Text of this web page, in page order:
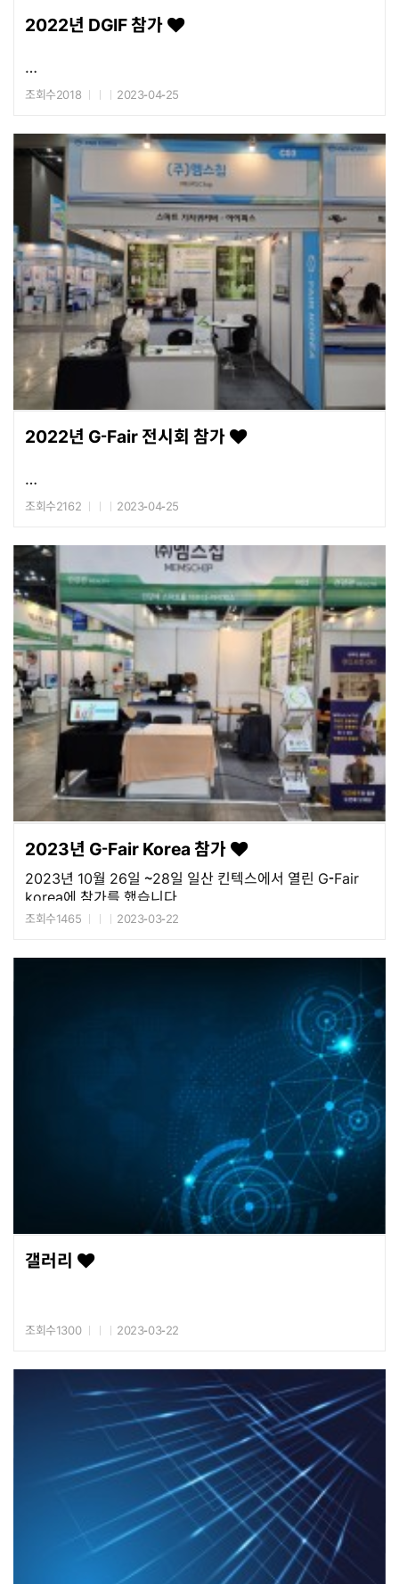
2022년 DGIF 참가
조회수2018 2023-04-25
2022년 G-Fair 전시회 참가
조회수2162 2023-04-25
2023년 G-Fair Korea 참가
2023년 10월 26일 ~28일 일산 킨텍스에서 열린 G-Fair
korea에 참가를 했습니다
조회수1465 2023-03-22
갤러리
조회수1300 2023-03-22